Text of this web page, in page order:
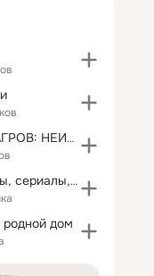
ВЛАДИМИР БАГРОВ: НЕИЗВЕСТНАЯ ТУРКМЕНИЯ
tvzavr - фильмы, сериалы, мультфильмы
дом